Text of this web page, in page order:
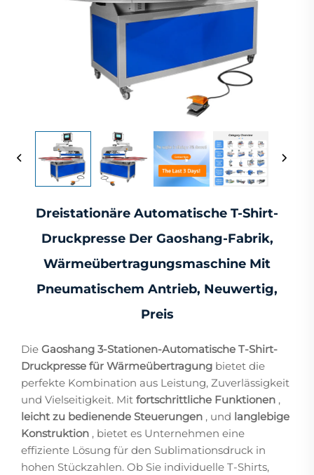
Dreistationäre Automatische T-Shirt-
Druckpresse Der Gaoshang-Fabrik,
Wärmeübertragungsmaschine Mit
Pneumatischem Antrieb, Neuwertig,
Preis
Die Gaoshang 3-Stationen-Automatische T-Shirt-
Druckpresse für Wärmeübertragung bietet die
perfekte Kombination aus Leistung, Zuverlässigkeit
und Vielseitigkeit. Mit fortschrittliche Funktionen ,
leicht zu bedienende Steuerungen , und langlebige
Konstruktion , bietet es Unternehmen eine
effiziente Lösung für den Sublimationsdruck in
hohen Stückzahlen. Ob Sie individuelle T-Shirts,